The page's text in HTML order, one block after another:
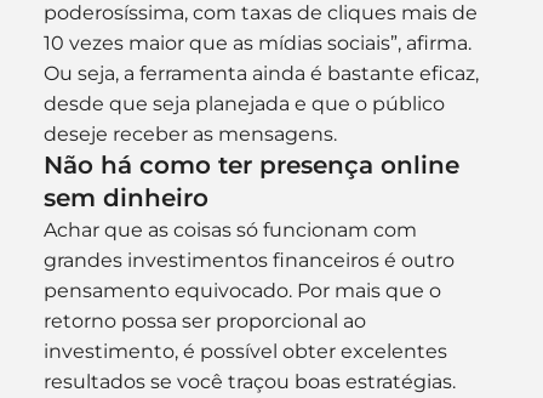
poderosíssima, com taxas de cliques mais de
10 vezes maior que as mídias sociais”, afirma.
Ou seja, a ferramenta ainda é bastante eficaz,
desde que seja planejada e que o público
deseje receber as mensagens.
Não há como ter presença online
sem dinheiro
Achar que as coisas só funcionam com
grandes investimentos financeiros é outro
pensamento equivocado. Por mais que o
retorno possa ser proporcional ao
investimento, é possível obter excelentes
resultados se você traçou boas estratégias.